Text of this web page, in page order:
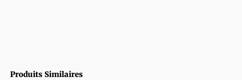
Produits Similaires